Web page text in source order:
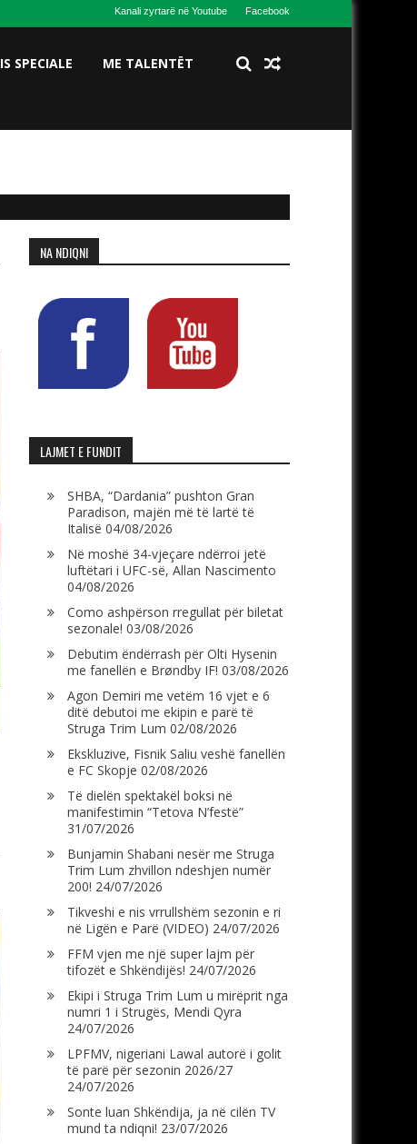
Kanali zyrtarë në Youtube Facebook
IS SPECIALE ME TALENTËT
NA NDIQNI
LAJMET E FUNDIT
SHBA, “Dardania” pushton Gran
Paradison, majën më të lartë të
Italisë 04/08/2026
Në moshë 34-vjeçare ndërroi jetë
luftëtari i UFC-së, Allan Nascimento
04/08/2026
Como ashpërson rregullat për biletat
sezonale! 03/08/2026
Debutim ëndërrash për Olti Hysenin
me fanellën e Brøndby IF! 03/08/2026
Agon Demiri me vetëm 16 vjet e 6
ditë debutoi me ekipin e parë të
Struga Trim Lum 02/08/2026
Ekskluzive, Fisnik Saliu veshë fanellën
e FC Skopje 02/08/2026
Të dielën spektakël boksi në
manifestimin “Tetova N’festë”
31/07/2026
Bunjamin Shabani nesër me Struga
Trim Lum zhvillon ndeshjen numër
200! 24/07/2026
Tikveshi e nis vrrullshëm sezonin e ri
në Ligën e Parë (VIDEO) 24/07/2026
FFM vjen me një super lajm për
tifozët e Shkëndijës! 24/07/2026
Ekipi i Struga Trim Lum u mirëprit nga
numri 1 i Strugës, Mendi Qyra
24/07/2026
LPFMV, nigeriani Lawal autorë i golit
të parë për sezonin 2026/27
24/07/2026
Sonte luan Shkëndija, ja në cilën TV
mund ta ndiqni! 23/07/2026